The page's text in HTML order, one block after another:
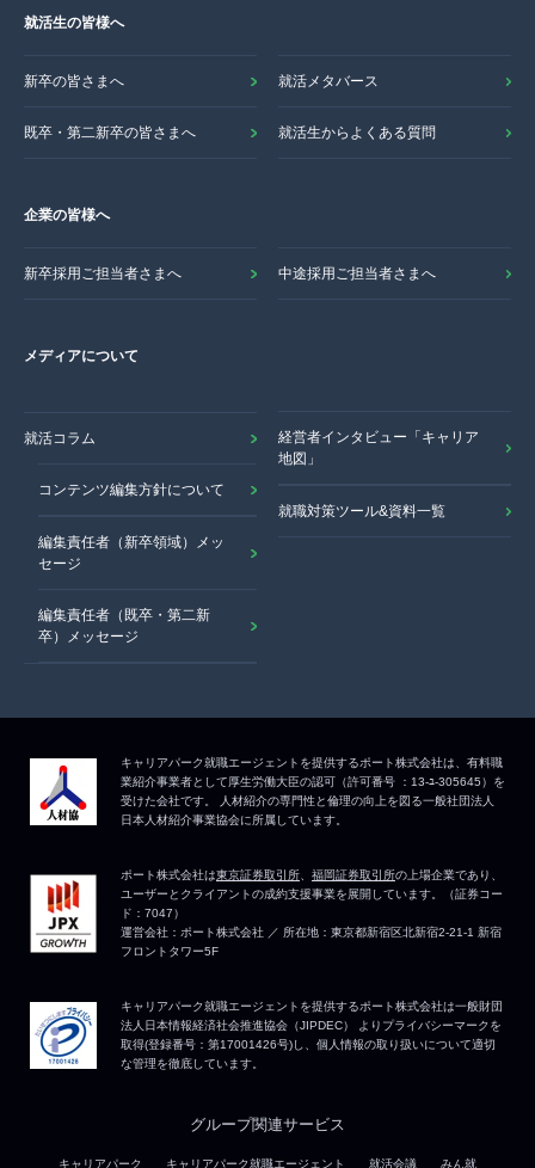
就活生の皆様へ
新卒の皆さまへ 就活メタバース
既卒・第二新卒の皆さまへ 就活生からよくある質問
企業の皆様へ
新卒採用ご担当者さまへ 中途採用ご担当者さまへ
メディアについて
就活コラム
コンテンツ編集方針について
編集責任者（新卒領域）メッ
セージ
編集責任者（既卒・第二新
卒）メッセージ
経営者インタビュー「キャリア
地図」
就職対策ツール&資料一覧